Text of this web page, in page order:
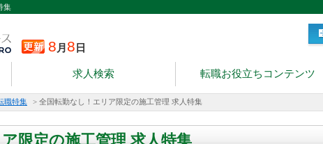
集
8 月 8 日
求人検索 転職お役立ちコンテンツ
職特集 > 全国転勤なし！エリア限定の施工管理 求人特集
限定の施工管理 求人特集